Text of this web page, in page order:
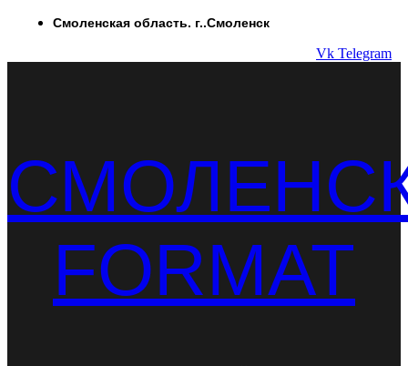
ПерейтиСмоленская область. г..Смоленск
Vk Telegram
FORMAT